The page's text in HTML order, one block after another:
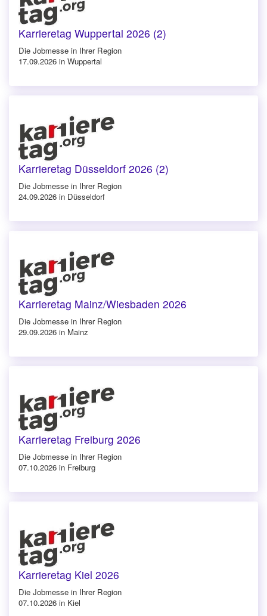
Karrieretag Wuppertal 2026 (2)
Die Jobmesse in Ihrer Region
17.09.2026 in Wuppertal
Karrieretag Düsseldorf 2026 (2)
Die Jobmesse in Ihrer Region
24.09.2026 in Düsseldorf
Karrieretag Mainz/Wiesbaden 2026
Die Jobmesse in Ihrer Region
29.09.2026 in Mainz
Karrieretag Freiburg 2026
Die Jobmesse in Ihrer Region
07.10.2026 in Freiburg
Karrieretag Kiel 2026
Die Jobmesse in Ihrer Region
07.10.2026 in Kiel